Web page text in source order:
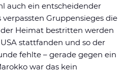
auch ein entscheidender
verpassten Gruppensieges die
Heimat bestritten werden
stattfanden und so der
fehlte – gerade gegen ein
war das kein